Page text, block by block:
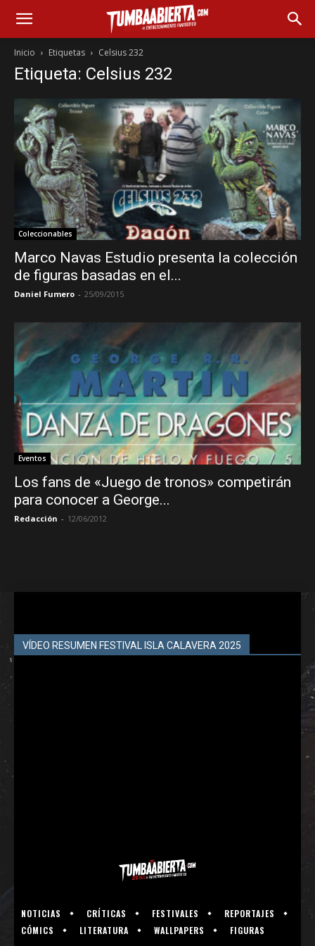
Inicio Etiquetas Celsius 232
Etiqueta: Celsius 232
Coleccionables
Marco Navas Estudio presenta la colección
de figuras basadas en el...
Daniel Fumero - 25/09/2015
Eventos
Los fans de «Juego de tronos» competirán
para conocer a George...
Redacción - 12/06/2012
VÍDEO RESUMEN FESTIVAL ISLA CALAVERA 2025
NOTICIAS CRÍTICAS FESTIVALES
REPORTAJES
CÓMICS
LITERATURA WALLPAPERS FIGURAS